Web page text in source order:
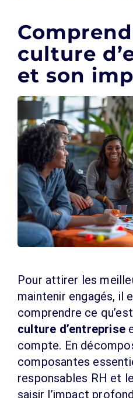
culture
et son
Pour attirer les
maintenir engagés, il
comprendre ce
culture d’entreprise
compte. En
composantes
responsables RH et
saisir l’impact